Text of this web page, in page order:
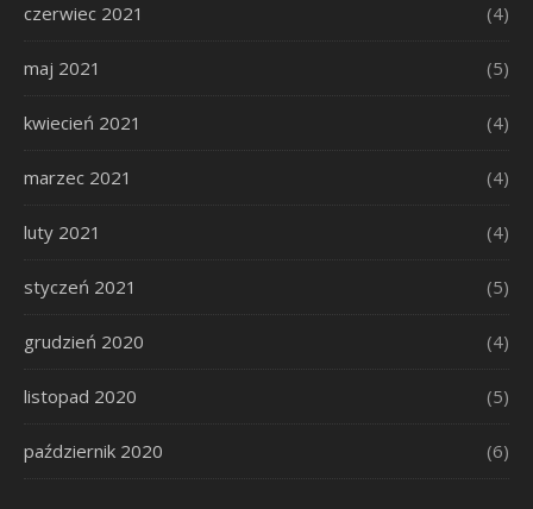
czerwiec 2021 (4)
maj 2021 (5)
kwiecień 2021 (4)
marzec 2021 (4)
luty 2021 (4)
styczeń 2021 (5)
grudzień 2020 (4)
listopad 2020 (5)
październik 2020 (6)